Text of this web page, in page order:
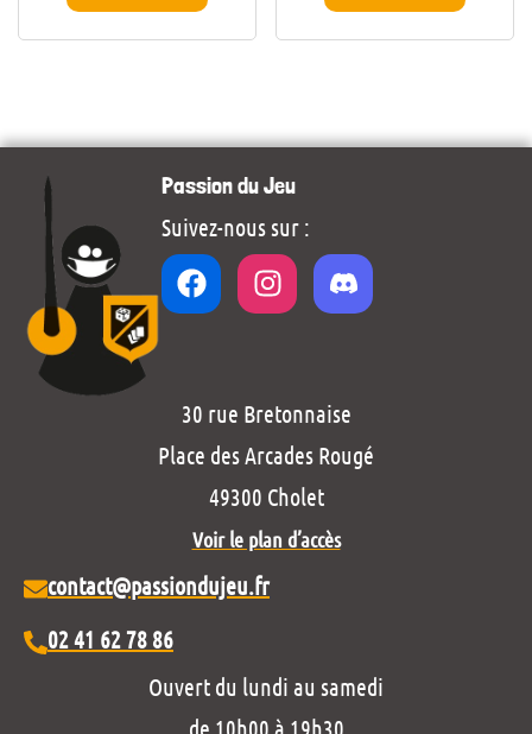
Passion du Jeu
Suivez-nous sur :
30 rue Bretonnaise
Place des Arcades Rougé
49300 Cholet
Voir le plan d’accès
contact@passiondujeu.fr
02 41 62 78 86
Ouvert du lundi au samedi